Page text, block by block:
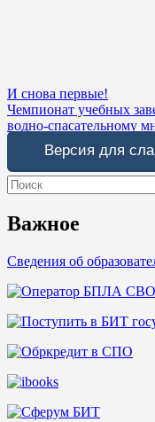
Навигация
по
записям
И снова первые!
Чемпионат учебных
водно-спасательному
Версия для
Search
for:
Важное
Сведения об